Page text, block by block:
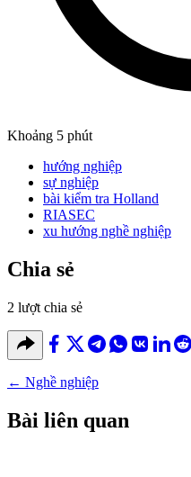
Khoảng 5 phút
hướng nghiệp
sự nghiệp
bài kiểm tra Holland
RIASEC
xu hướng nghề nghiệp
Chia sẻ
2 lượt chia sẻ
← Nghề nghiệp
Bài liên quan